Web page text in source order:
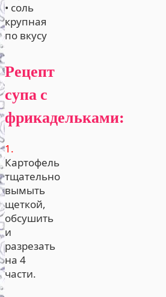
• соль
крупная
по вкусу
Рецепт
супа с
фрикадельками:
1.
Картофель
тщательно
вымыть
щеткой,
обсушить
и
разрезать
на 4
части.